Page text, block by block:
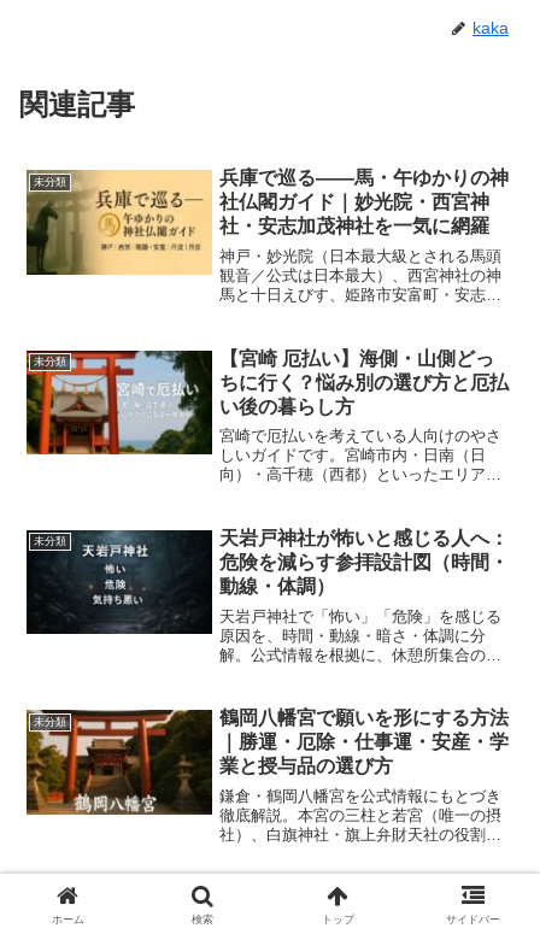
kaka
関連記事
未分類
兵庫で巡る――馬・午ゆかりの神
社仏閣ガイド｜妙光院・西宮神
社・安志加茂神社を一気に網羅
神戸・妙光院（日本最大級とされる馬頭
観音／公式は日本最大）、西宮神社の神
馬と十日えびす、姫路市安富町・安志加
り方、写真の撮り方、アクセス、モデル
ルートまで、年ごとの運用変動に注意す
べき点も含めてわかりやすく解説。
未分類
【宮崎 厄払い】海側・山側どっ
ちに行く？悩み別の選び方と厄払
い後の暮らし方
宮崎で厄払いを考えている人向けのやさ
しいガイドです。宮崎市内・日南（日
向）・高千穂（西都）といったエリア別
クに過ごすコツを紹介。神社ランキング
ではなく、あなたの暮らしに合わせて宮
崎の街・海・山をどう使うかが分かりま
す。
未分類
天岩戸神社が怖いと感じる人へ：
危険を減らす参拝設計図（時間・
動線・体調）
天岩戸神社で「怖い」「危険」を感じる
原因を、時間・動線・暗さ・体調に分
解。公式情報を根拠に、休憩所集合の手
祈願受付時間まで、迷わない参拝設計図
として分かりやすく解説します。
未分類
鶴岡八幡宮で願いを形にする方法
｜勝運・厄除・仕事運・安産・学
業と授与品の選び方
鎌倉・鶴岡八幡宮を公式情報にもとづき
徹底解説。本宮の三柱と若宮（唯一の摂
社）、白旗神社・旗上弁財天社の役割、
取り方、国宝「黒漆矢」に因む破魔矢の
由緒、参拝の回り方、ご祈祷の当日手順
とオンライン申込、参拝時間、アクセ
未分類
四国「人生が変わる神社」実感派
ガイド｜御朱印の見方・残し方で
ホーム 検索 トップ サイドバー